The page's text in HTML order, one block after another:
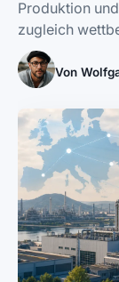
Produktion
zugleich
Von